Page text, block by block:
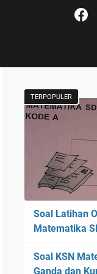
TERPOPULER
Soal Latihan
Matematika
Soal KSN
Ganda dan